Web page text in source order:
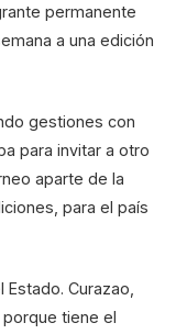
permanente
a una edición
gestiones con
para invitar a otro
aparte de la
para el país
Curazao,
tiene el